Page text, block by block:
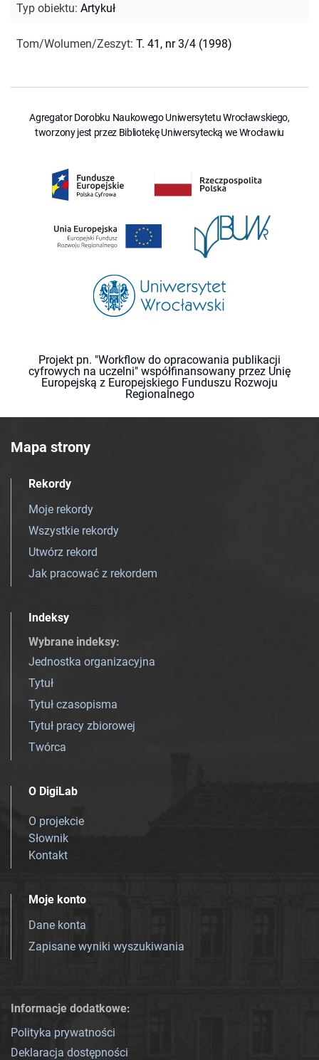
Typ obiektu: Artykuł
Tom/Wolumen/Zeszyt: T. 41, nr 3/4 (1998)
Agregator Dorobku Naukowego Uniwersytetu Wrocławskiego,
tworzony jest przez Bibliotekę Uniwersytecką we Wrocławiu
Projekt pn. "Workflow do opracowania publikacji
cyfrowych na uczelni" współfinansowany przez Unię
Europejską z Europejskiego Funduszu Rozwoju
Regionalnego
Mapa strony
Rekordy
Moje rekordy
Wszystkie rekordy
Utwórz rekord
Jak pracować z rekordem
Indeksy
Wybrane indeksy:
Jednostka organizacyjna
Tytuł
Tytuł czasopisma
Tytuł pracy zbiorowej
Twórca
O DigiLab
O projekcie
Słownik
Kontakt
Moje konto
Dane konta
Zapisane wyniki wyszukiwania
Informacje dodatkowe:
Polityka prywatności
Deklaracja dostępności